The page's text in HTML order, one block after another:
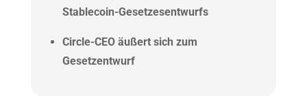
Stablecoin-Gesetzesentwurfs
Circle-CEO äußert sich zum
Gesetzentwurf